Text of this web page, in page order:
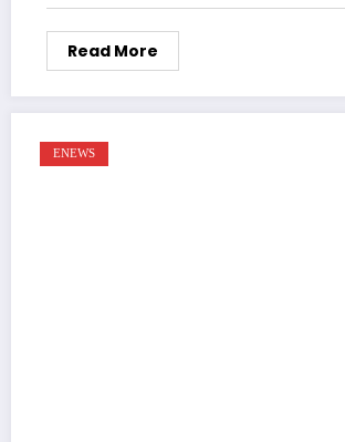
Read More
ENEWS